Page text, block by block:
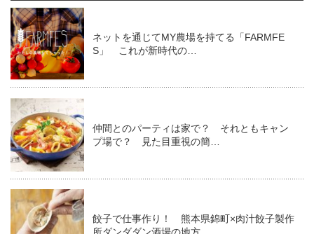
ネットを通じてMY農場を持てる「FARMFE
S」 これが新時代の…
仲間とのパーティは家で？ それともキャン
プ場で？ 見た目重視の簡…
餃子で仕事作り！ 熊本県錦町×肉汁餃子製作